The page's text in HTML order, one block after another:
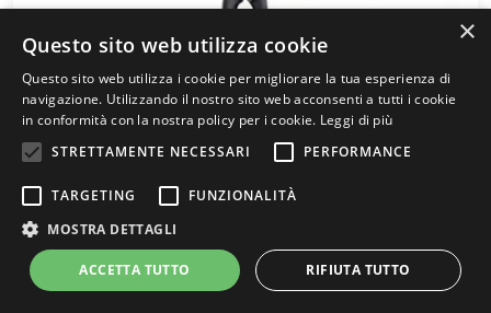
FORBICI DA TESSITORE ROBUSO 322/S
×
Questo sito web utilizza cookie
Questo sito web utilizza i cookie per migliorare la tua esperienza di
navigazione. Utilizzando il nostro sito web acconsenti a tutti i cookie
in conformità con la nostra policy per i cookie. Leggi di più
STRETTAMENTE NECESSARI
PERFORMANCE
TARGETING
FUNZIONALITÀ
MOSTRA DETTAGLI
ACCETTA TUTTO RIFIUTA TUTTO